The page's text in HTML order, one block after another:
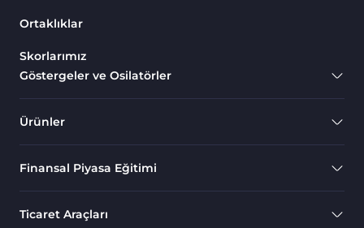
Göstergeleri
Bantlar ve Kanallar MT4
Göstergeleri
Kurumsal Hisse Piyasası MT4
MT4 için Hareketli Göstergeleri
Scalping MT4 Göstergeleri
Göstergeleri
Ortaklıklar
Skorlarımız
Göstergeler ve Osilatörler
Ürünler
Finansal Piyasa Eğitimi
Ticaret Araçları